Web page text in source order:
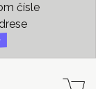
čísle